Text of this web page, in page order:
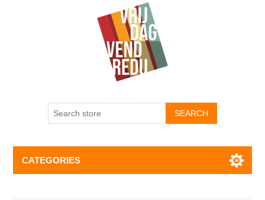
CATEGORIES